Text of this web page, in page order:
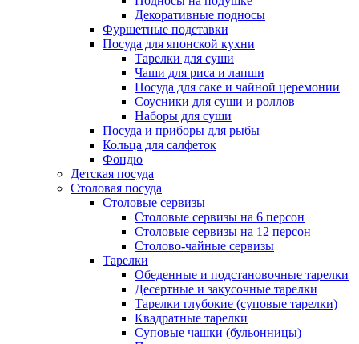
Декоративные подносы
Фуршетные подставки
Посуда для японской кухни
Тарелки для суши
Чаши для риса и лапши
Посуда для саке и чайной церемонии
Соусники для суши и роллов
Наборы для суши
Посуда и приборы для рыбы
Кольца для салфеток
Фондю
Детская посуда
Столовая посуда
Столовые сервизы
Столовые сервизы на 6 персон
Столовые сервизы на 12 персон
Столово-чайные сервизы
Тарелки
Обеденные и подстановочные тарелки
Десертные и закусочные тарелки
Тарелки глубокие (суповые тарелки)
Квадратные тарелки
Суповые чашки (бульонницы)